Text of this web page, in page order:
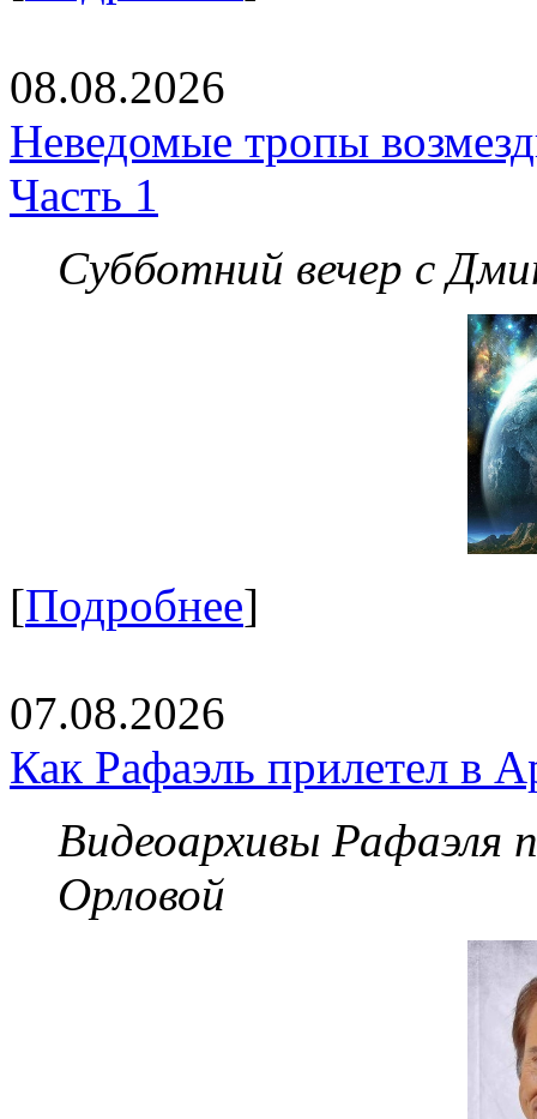
08.08.2026
Неведомые тропы
Часть 1
Субботний вечер с
[Подробнее]
07.08.2026
Как Рафаэль прилетел в
Видеоархивы Рафаэля
Орловой